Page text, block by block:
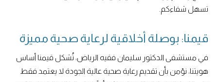
تسهل شفاءكم.
قيمنا: بوصلة أخلاقية لرعاية صحية مميزة
في مستشفى الدكتور سليمان فقيه الرياض، تُشكل قيمنا أساس
هويتنا، نؤمن بأن تقديم رعاية صحية عالية الجودة لا يعتمد فقط